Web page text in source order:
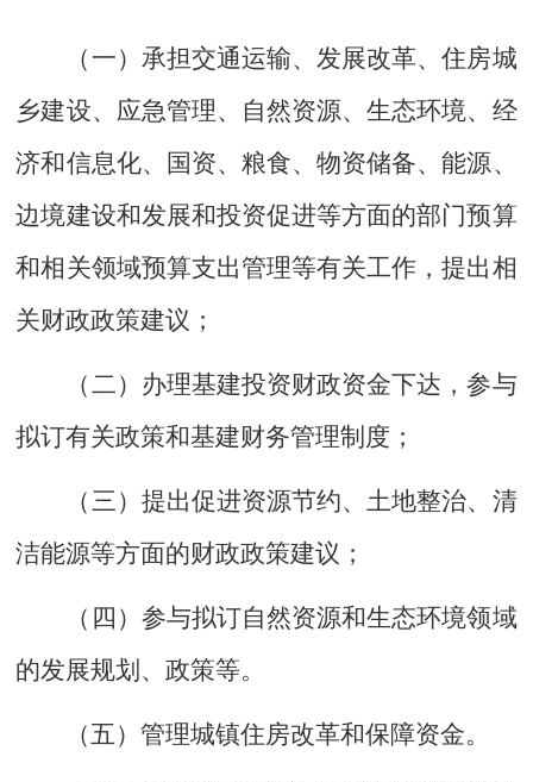
（一）承担交通运输、发展改革、住房城
乡建设、应急管理、自然资源、生态环境、经
济和信息化、国资、粮食、物资储备、能源、
边境建设和发展和投资促进等方面的部门预算
和相关领域预算支出管理等有关工作，提出相
关财政政策建议；
（二）办理基建投资财政资金下达，参与
拟订有关政策和基建财务管理制度；
（三）提出促进资源节约、土地整治、清
洁能源等方面的财政政策建议；
（四）参与拟订自然资源和生态环境领域
的发展规划、政策等。
（五）管理城镇住房改革和保障资金。